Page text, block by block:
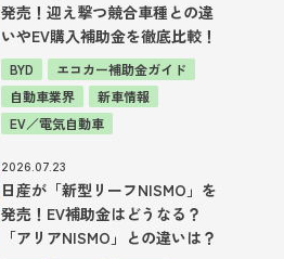
発売！迎え撃つ競合車種との違
いやEV購入補助金を徹底比較！
BYD
エコカー補助金ガイド
自動車業界
新車情報
EV／電気自動車
2026.07.23
日産が「新型リーフNISMO」を
発売！EV補助金はどうなる？
「アリアNISMO」との違いは？